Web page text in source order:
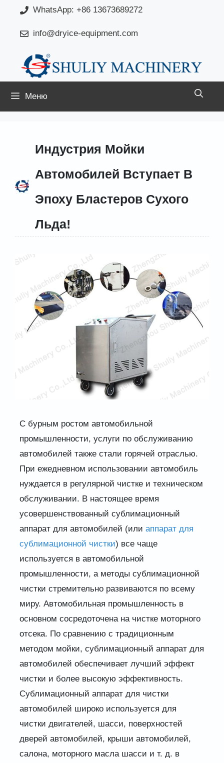
Перейти
содержимому
WhatsApp: +86 13673689272
info@dryice-equipment.com
Меню
Индустрия Мойки
Автомобилей Вступает В
Эпоху Бластеров Сухого
Льда!
С бурным ростом автомобильной
промышленности, услуги по обслуживанию
автомобилей также стали горячей отраслью.
При ежедневном использовании автомобиль
нуждается в регулярной чистке и техническом
обслуживании. В настоящее время
усовершенствованный сублимационный
аппарат для автомобилей (или аппарат для
сублимационной чистки) все чаще
используется в автомобильной
промышленности, а методы сублимационной
чистки стремительно развиваются по всему
миру. Автомобильная промышленность в
основном сосредоточена на чистке моторного
отсека. По сравнению с традиционным
методом мойки, сублимационный аппарат для
автомобилей обеспечивает лучший эффект
чистки и более высокую эффективность.
Сублимационный аппарат для чистки
автомобилей широко используется для
чистки двигателей, шасси, поверхностей
дверей автомобилей, крыши автомобилей,
салона, моторного масла шасси и т. д. в